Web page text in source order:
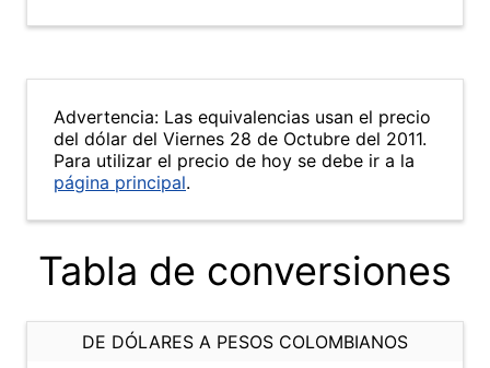
Advertencia: Las equivalencias usan el precio
del dólar del Viernes 28 de Octubre del 2011.
Para utilizar el precio de hoy se debe ir a la
página principal.
Tabla de conversiones
DE DÓLARES A PESOS COLOMBIANOS